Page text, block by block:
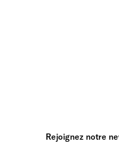
Rejoignez notre